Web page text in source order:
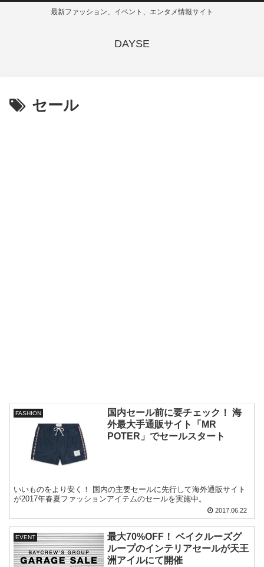
最新ファッション、イベント、エンタメ情報サイト
DAYSE
セール
FASHION
国内セール前に要チェック！ 海
外最大手通販サイト「MR
POTER」でセールスタート
いいものをより安く！ 国内の主要セールに先行して海外通販サイト
が2017年春夏ファッションアイテムのセールを実施中。
2017.06.22
EVENT
最大70%OFF！ ベイクルーズグ
ループのインテリアセールが天王
洲アイルにて開催